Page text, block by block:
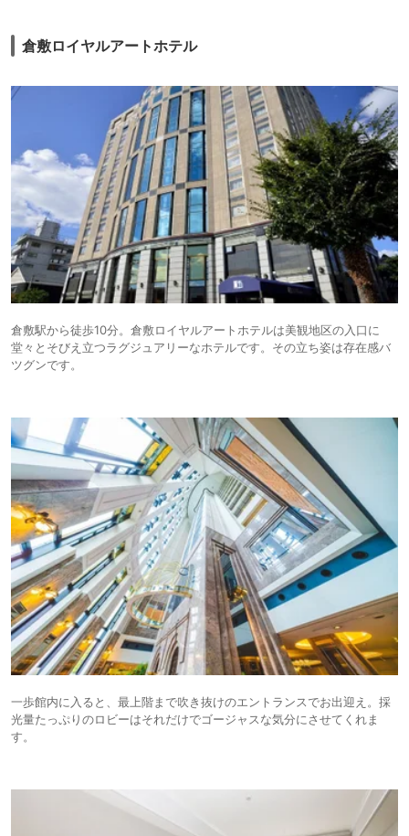
で使いやすい。バスタブのすぐ外に排水口があって少々湯こぼれしても問
題ないのもうれしい。アメニティも質がよかったし、ヘアドライヤーは強
いてよく眠れた。朝食はパン食のプレートメニューにご飯とみそ汁が付く
という不思議な献立だったが、コロナ禍の中安心できたし、美味しく戴け
た。従業員の対応も総じてよい。
倉敷ロイヤルアートホテル
倉敷駅から徒歩10分。倉敷ロイヤルアートホテルは美観地区の入口に
堂々とそびえ立つラグジュアリーなホテルです。その立ち姿は存在感バ
ツグンです。
一歩館内に入ると、最上階まで吹き抜けのエントランスでお出迎え。採
光量たっぷりのロビーはそれだけでゴージャスな気分にさせてくれま
す。